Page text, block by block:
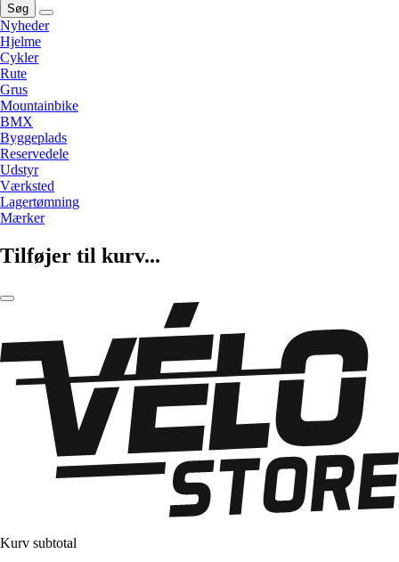
Søg
Nyheder
Hjelme
Cykler
Rute
Grus
Mountainbike
BMX
Byggeplads
Reservedele
Udstyr
Værksted
Lagertømning
Mærker
Tilføjer til kurv...
Kurv subtotal